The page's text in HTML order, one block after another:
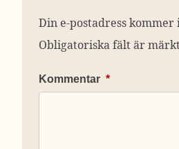
Din e-postadress
Obligatoriska fält är
Kommentar *